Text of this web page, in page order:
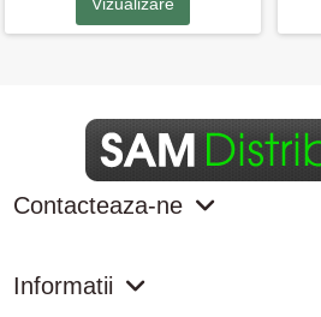
Contacteaza-ne
Informatii